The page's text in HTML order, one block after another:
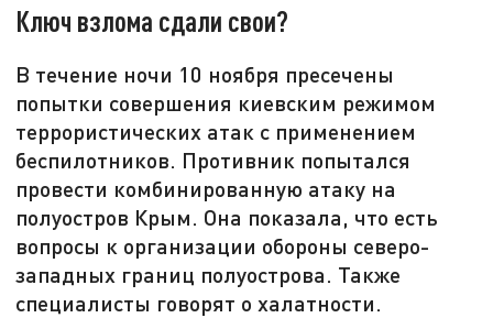
Ключ взлома сдали свои?
В течение ночи 10 ноября пресечены
попытки совершения киевским режимом
террористических атак с применением
беспилотников. Противник попытался
провести комбинированную атаку на
полуостров Крым. Она показала, что есть
вопросы к организации обороны северо-
западных границ полуострова. Также
специалисты говорят о халатности.